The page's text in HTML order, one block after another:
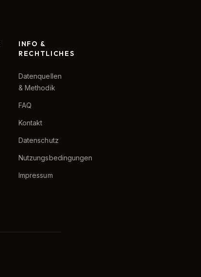
INFO &
RECHTLICHES
Datenquellen
& Methodik
FAQ
Kontakt
Datenschutz
Nutzungsbedingungen
Impressum